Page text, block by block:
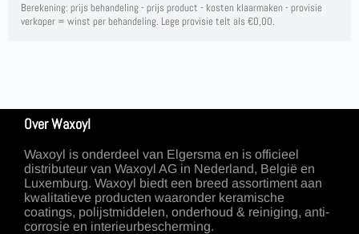
Berekening: prijs behandeling - prijs product - kosten klaarmaken - provisie
verkoper = winst per behandeling. Lege provisie telt als €0,00.
Over Waxoyl
Waxoyl is onderdeel van Elgersma en is officieel
distributeur van Waxoyl AG in Nederland, België en
Luxemburg. Waxoyl biedt een breed assortiment aan
kwalitatieve producten waaronder keramische
coatings, polijstmiddelen, onderhoud & reiniging, anti-
corrosie en interieurbescherming.